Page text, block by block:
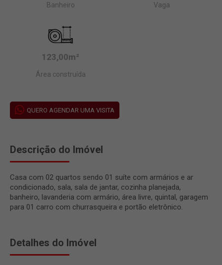
Banheiro Vaga
123,00m²
Área construída
QUERO AGENDAR UMA VISITA
Descrição do Imóvel
Casa com 02 quartos sendo 01 suíte com armários e ar
condicionado, sala, sala de jantar, cozinha planejada,
banheiro, lavanderia com armário, área livre, quintal, garagem
para 01 carro com churrasqueira e portão eletrônico.
Detalhes do Imóvel